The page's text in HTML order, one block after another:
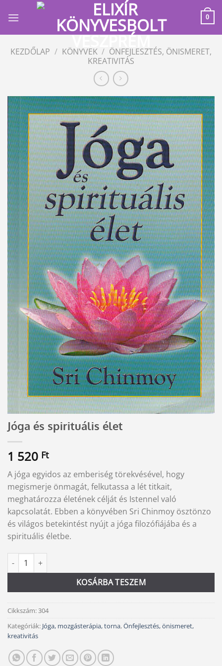
0
KEZDŐLAP / KÖNYVEK / ÖNFEJLESZTÉS, ÖNISMERET,
KREATIVITÁS
Jóga és spirituális élet
1 520 Ft
A jóga egyidos az emberiség törekvésével, hogy
megismerje önmagát, felkutassa a lét titkait,
meghatározza életének célját és Istennel való
kapcsolatát. Ebben a könyvében Sri Chinmoy ösztönzo
és világos betekintést nyújt a jóga filozófiájába és a
spirituális életbe.
Jóga és spirituális élet mennyiség
KOSÁRBA TESZEM
Alternative:
Cikkszám:304
Kategóriák: Jóga, mozgásterápia, torna,Önfejlesztés, önismeret,
kreativitás